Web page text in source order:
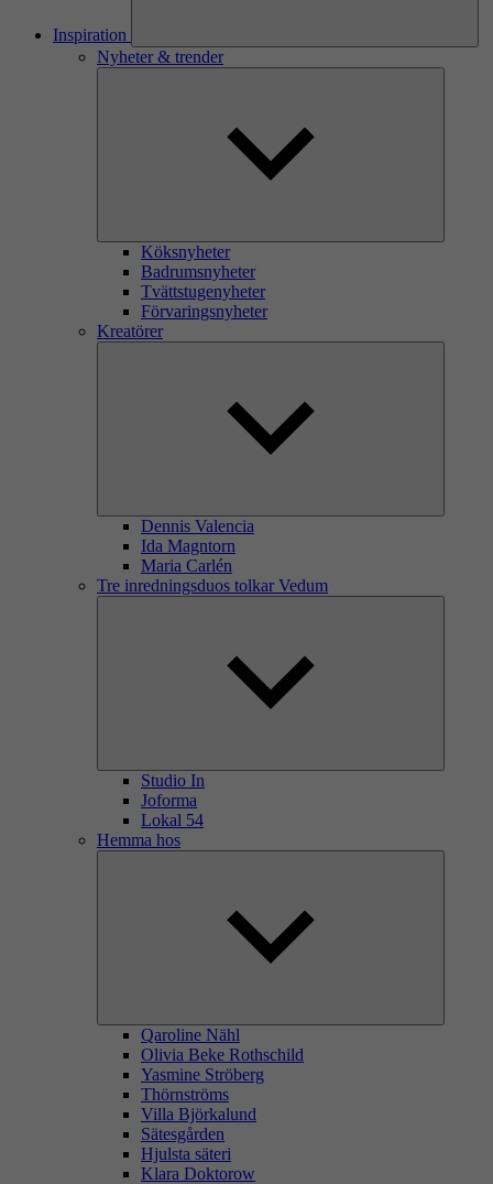
Inspiration
Nyheter & trender
Köksnyheter
Badrumsnyheter
Tvättstugenyheter
Förvaringsnyheter
Kreatörer
Dennis Valencia
Ida Magntorn
Maria Carlén
Tre inredningsduos tolkar Vedum
Studio In
Joforma
Lokal 54
Hemma hos
Qaroline Nähl
Olivia Beke Rothschild
Yasmine Ströberg
Thörnströms
Villa Björkalund
Sätesgården
Hjulsta säteri
Klara Doktorow